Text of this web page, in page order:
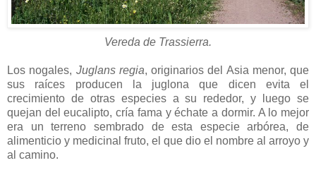
Vereda de Trassierra.
Los nogales, Juglans regia, originarios del Asia menor, que
sus raíces producen la juglona que dicen evita el
crecimiento de otras especies a su rededor, y luego se
quejan del eucalipto, cría fama y échate a dormir. A lo mejor
era un terreno sembrado de esta especie arbórea, de
alimenticio y medicinal fruto, el que dio el nombre al arroyo y
al camino.